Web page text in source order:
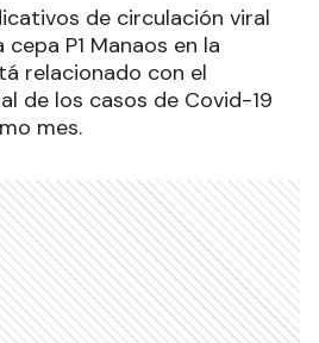
de circulación viral
P1 Manaos en la
relacionado con el
de los casos de Covid-19
mes.